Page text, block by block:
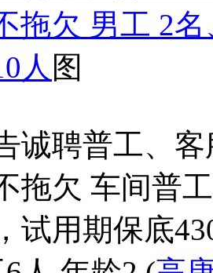
拖欠 男工 2
人 图
诚聘普工、
拖欠 车间普
试用期保底